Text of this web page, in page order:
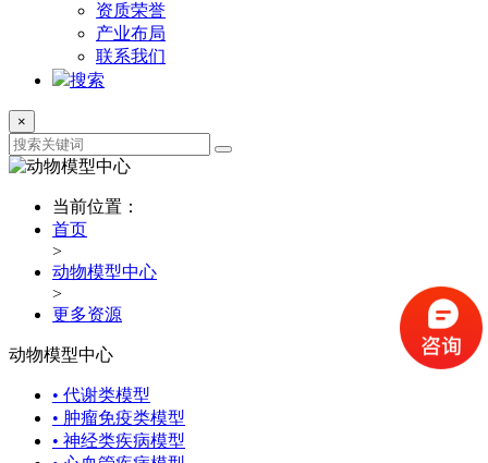
资质荣誉
产业布局
联系我们
搜索
×
当前位置：
首页
>
动物模型中心
>
更多资源
动物模型中心
• 代谢类模型
• 肿瘤免疫类模型
• 神经类疾病模型